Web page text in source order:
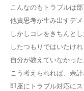
こんなのもトラブルは
他責思考が生み出すデメ
しかしコレをきちんと
したつもりではいたけ
自分が教えていなかっ
こう考えられれば、余
即座にトラブル対応にス